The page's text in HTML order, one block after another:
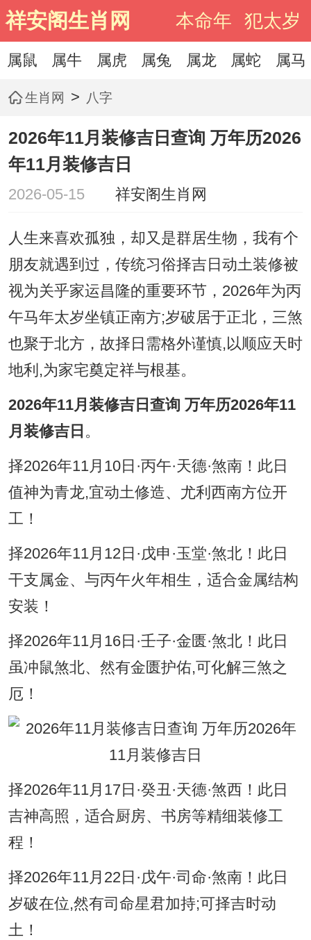
祥安阁生肖网 本命年 犯太岁
属鼠 属牛 属虎 属兔 属龙 属蛇 属马
生肖网 > 八字
2026年11月装修吉日查询 万年历2026
年11月装修吉日
2026-05-15 祥安阁生肖网
人生来喜欢孤独，却又是群居生物，我有个
朋友就遇到过，传统习俗择吉日动土装修被
视为关乎家运昌隆的重要环节，2026年为丙
午马年太岁坐镇正南方;岁破居于正北，三煞
也聚于北方，故择日需格外谨慎,以顺应天时
地利,为家宅奠定祥与根基。
2026年11月装修吉日查询 万年历2026年11
月装修吉日 。
择2026年11月10日·丙午·天德·煞南！此日
值神为青龙,宜动土修造、尤利西南方位开
工！
择2026年11月12日·戊申·玉堂·煞北！此日
干支属金、与丙午火年相生，适合金属结构
安装！
择2026年11月16日·壬子·金匮·煞北！此日
虽冲鼠煞北、然有金匮护佑,可化解三煞之
厄！
择2026年11月17日·癸丑·天德·煞西！此日
吉神高照，适合厨房、书房等精细装修工
程！
择2026年11月22日·戊午·司命·煞南！此日
岁破在位,然有司命星君加持;可择吉时动
土！